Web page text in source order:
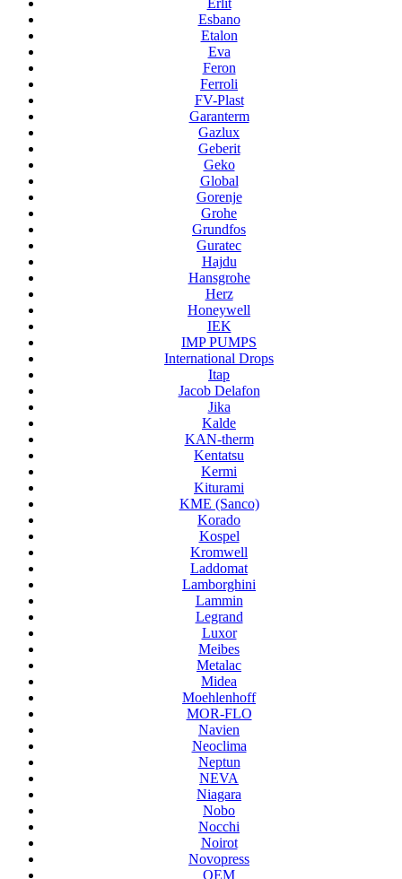
Erlit
Esbano
Etalon
Eva
Feron
Ferroli
FV-Plast
Garanterm
Gazlux
Geberit
Geko
Global
Gorenje
Grohe
Grundfos
Guratec
Hajdu
Hansgrohe
Herz
Honeywell
IEK
IMP PUMPS
International Drops
Itap
Jacob Delafon
Jika
Kalde
KAN-therm
Kentatsu
Kermi
Kiturami
KME (Sanco)
Korado
Kospel
Kromwell
Laddomat
Lamborghini
Lammin
Legrand
Luxor
Meibes
Metalac
Midea
Moehlenhoff
MOR-FLO
Navien
Neoclima
Neptun
NEVA
Niagara
Nobo
Nocchi
Noirot
Novopress
OEM